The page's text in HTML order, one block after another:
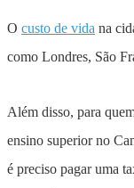
O custo de vida na
como Londres, São
Além disso, para
ensino superior no
é preciso pagar uma